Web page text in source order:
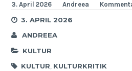
3. April 2026 Andreea
3. APRIL 2026
ANDREEA
KULTUR
KULTUR, KULTURKRITIK